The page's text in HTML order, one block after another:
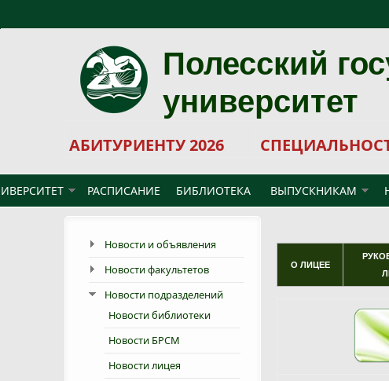
Полесский
университет
АБИТУРИЕНТУ 2026
РАСПИСАНИЕ БИБЛИОТЕКА ВЫПУСКНИКАМ
Новости и объявления
Новости факультетов
Новости подразделений
Новости библиотеки
Новости БРСМ
Новости лицея
О ЛИЦЕЕ